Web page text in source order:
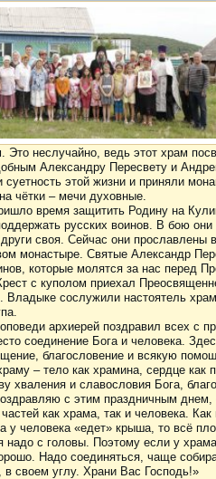
Это неслучайно, ведь этот храм
Александру Пересвету и
суетность этой жизни и приняли
чётки – мечи духовные.
время защитить Родину на
русских воинов. В бою
своя. Сейчас они
монастыре. Святые Александр
которые молятся за нас перед
с куполом приехал
Владыке сослужили настоятель
архиерей поздравил всех с
соединение Бога и человека.
благословение и всякую
– тело как храмина, сердце
хваления и славословия Бога,
с этим праздничным
как храма, так и человека. Как
у человека «едет» крыша, то всё
надо с головы. Поэтому если у
Надо соединяться, чаще
в своем углу. Храни Вас Господь!»